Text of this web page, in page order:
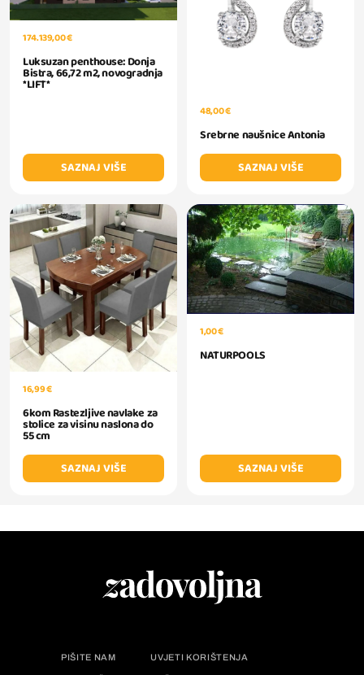
174.139,00 €
Luksuzan penthouse: Donja
Bistra, 66,72 m2, novogradnja
*LIFT*
SAZNAJ VIŠE
48,00 €
Srebrne naušnice Antonia
SAZNAJ VIŠE
16,99 €
6kom Rastezljive navlake za
stolice za visinu naslona do
55 cm
SAZNAJ VIŠE
1,00 €
NATURPOOLS
SAZNAJ VIŠE
PIŠITE NAM UVJETI KORIŠTENJA